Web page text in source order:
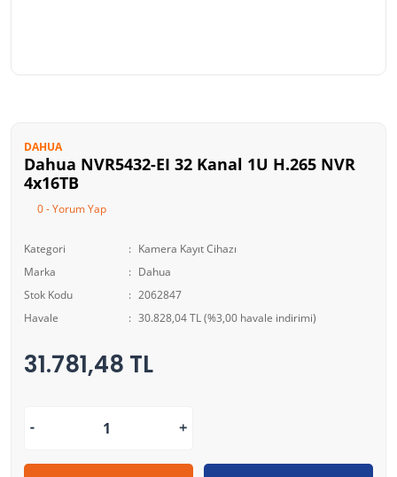
DAHUA
Dahua NVR5432-EI 32 Kanal 1U H.265 NVR
4x16TB
0 - Yorum Yap
Kategori
Kamera Kayıt Cihazı
Marka
Dahua
Stok Kodu
2062847
Havale
30.828,04 TL (%3,00 havale indirimi)
31.781,48 TL